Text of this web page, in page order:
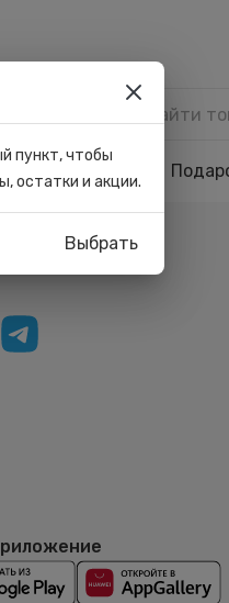
лояльности
пункт, чтобы
остатки и акции.
Выбрать